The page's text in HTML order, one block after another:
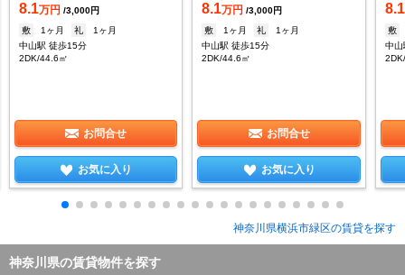
8.1万円 /3,000円
敷
1ヶ月 礼
1ヶ月
中山駅 徒歩15分
2DK/44.6㎡
お問合せ
お気に入り
8.1万円 /3,000円
敷
1ヶ月 礼
1ヶ月
中山駅 徒歩15分
2DK/44.6㎡
お問合せ
お気に入り
8.1
敷
中
神奈川県横浜市緑区の賃貸を探す
神奈川県の賃貸物件を探す